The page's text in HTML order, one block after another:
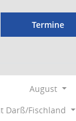
Termine
August
Darß/Fischland